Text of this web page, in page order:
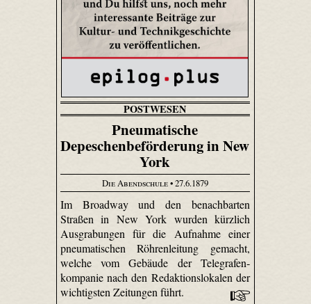
POSTWESEN
Pneumatische
Depeschenbeförderung in New
York
Die Abendschule• 27.6.1879
Im Broadway und den benachbarten
Straßen in New York wurden kürzlich
Ausgrabungen für die Aufnahme einer
pneumatischen Röhrenleitung gemacht,
welche vom Gebäude der Tele­grafen­
kompanie nach den Redak­tions­lokalen der
wichtigsten Zeitungen führt.